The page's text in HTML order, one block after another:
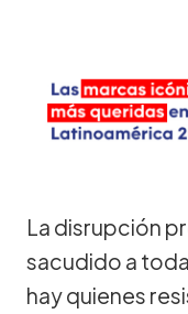
La disrupción
sacudido a
hay quienes